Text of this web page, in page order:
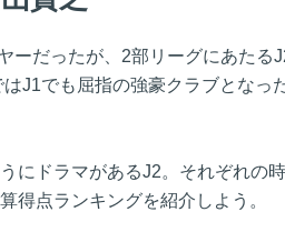
ーだったが、2部リーグにあたる
J1でも屈指の強豪クラブとなっ
にドラマがあるJ2。それぞれの
得点ランキングを紹介しよう。